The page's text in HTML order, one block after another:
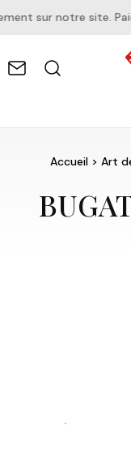
sur notre site.
Accueil >Art